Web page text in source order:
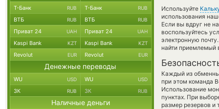
Используйте
использования
Если вы вдруг не
воспользуйтесь
электронную
найти приемлемый
Каждый из
при этом команда
Использование
пунктах. При
размер резервов и
Т-Банк RUB Т-Банк RUB
ВТБ RUB ВТБ RUB
Приват 24 UAH Приват 24 UAH
Kaspi Bank KZT Kaspi Bank KZT
Revolut EUR Revolut EUR
Денежные переводы
WU USD WU USD
ЗК RUB ЗК RUB
Наличные деньги